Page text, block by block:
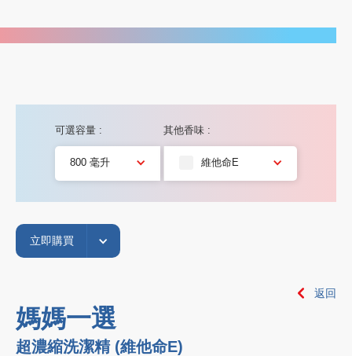
可選容量 :
800 毫升
其他香味 :
維他命E
立即購買
返回
媽媽一選
超濃縮洗潔精 (維他命E)